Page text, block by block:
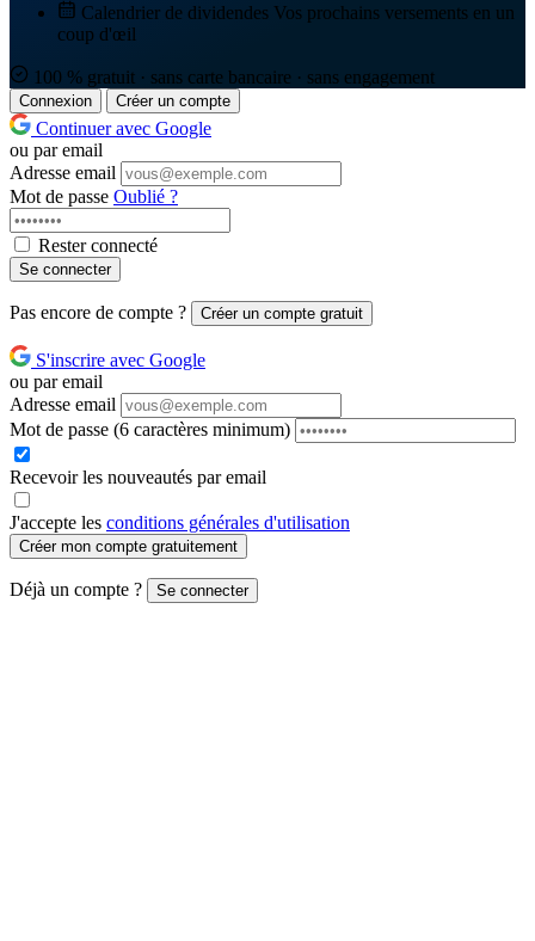
Calendrier de dividendes Vos prochains versements en un
coup d'œil
100 % gratuit · sans carte bancaire · sans engagement
Connexion Créer un compte
Continuer avec Google
ou par email
Adresse email
Mot de passe Oublié ?
Rester connecté
Se connecter
Pas encore de compte ? Créer un compte gratuit
S'inscrire avec Google
ou par email
Adresse email
Mot de passe (6 caractères minimum)
Recevoir les nouveautés par email
J'accepte les conditions générales d'utilisation
Créer mon compte gratuitement
Déjà un compte ? Se connecter